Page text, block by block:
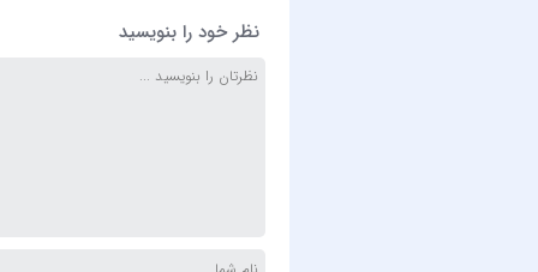
نظر خود را بنویسید